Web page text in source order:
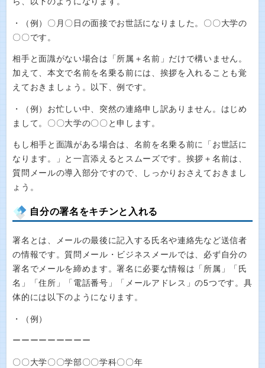
・（例）〇月〇日の面接でお世話になりました。〇〇大学の
〇〇です。
相手と面識がない場合は「所属＋名前」だけで構いません。
加えて、本文で名前を名乗る前には、挨拶を入れることも覚
えておきましょう。以下、例です。
・（例）お忙しい中、突然の連絡申し訳ありません。はじめ
まして。〇〇大学の〇〇と申します。
もし相手と面識がある場合は、名前を名乗る前に「お世話に
なります。」と一言添えるとスムーズです。挨拶＋名前は、
質問メールの導入部分ですので、しっかりおさえておきまし
ょう。
自分の署名をキチンと入れる
署名とは、メールの最後に記入する氏名や連絡先など送信者
の情報です。質問メール・ビジネスメールでは、必ず自分の
署名でメールを締めます。署名に必要な情報は「所属」「氏
名」「住所」「電話番号」「メールアドレス」の5つです。具
体的には以下のようになります。
・（例）
ーーーーーーーーー
〇〇大学〇〇学部〇〇学科〇〇年